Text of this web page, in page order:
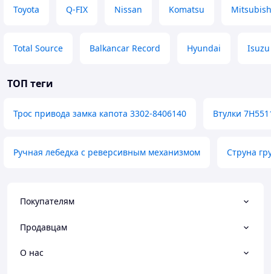
Toyota Q-FIX Nissan Komatsu
Total Source Balkancar Record Hyundai Isuzu
ТОП теги
Трос привода замка капота 3302-8406140 Втулки
Ручная лебедка с реверсивным механизмом Струна
Покупателям
Продавцам
О нас